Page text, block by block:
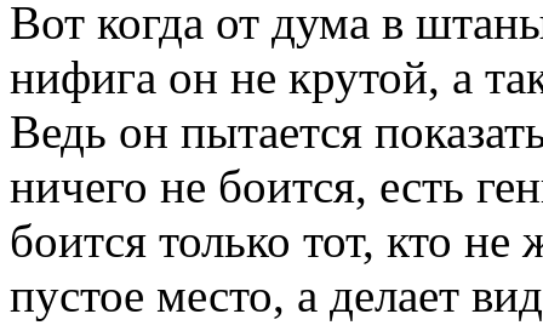
Вот когда от дума в
нифига он не крутой, а
Ведь он пытается
ничего не боится, есть
боится только тот, кто
пустое место, а делает